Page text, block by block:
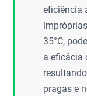
eficiência
35°C,
a eficácia
pragas e